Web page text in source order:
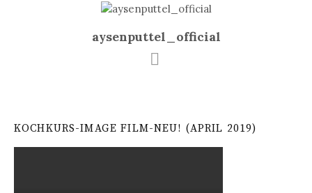
aysenputtel_official
KOCHKURS-IMAGE FILM-NEU! (APRIL 2019)